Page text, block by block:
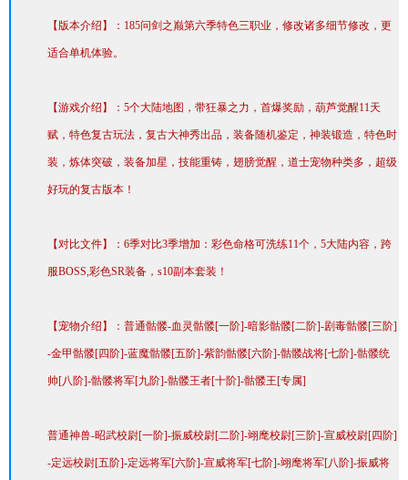
tt
//
b
b
7
c
.
v
i
/s
ta
【版本介绍】：185问剑之巅第六季特色三职业，修改诸多细节修改，更
适合单机体验。
【游戏介绍】：5个大陆地图，带狂暴之力，首爆奖励，葫芦觉醒11天
赋，特色复古玩法，复古大神秀出品，装备随机鉴定，神装锻造，特色时
装，炼体突破，装备加星，技能重铸，翅膀觉醒，道士宠物种类多，超级
好玩的复古版本！
【对比文件】：6季对比3季增加：彩色命格可洗练11个，5大陆内容，跨
服BOSS,彩色SR装备，s10副本套装！
【宠物介绍】：普通骷髅-血灵骷髅[一阶]-暗影骷髅[二阶]-剧毒骷髅[三阶]
-金甲骷髅[四阶]-蓝魔骷髅[五阶]-紫韵骷髅[六阶]-骷髅战将[七阶]-骷髅统
帅[八阶]-骷髅将军[九阶]-骷髅王者[十阶]-骷髅王[专属]
普通神兽-昭武校尉[一阶]-振威校尉[二阶]-翊麾校尉[三阶]-宣威校尉[四阶]
-定远校尉[五阶]-定远将军[六阶]-宣威将军[七阶]-翊麾将军[八阶]-振威将